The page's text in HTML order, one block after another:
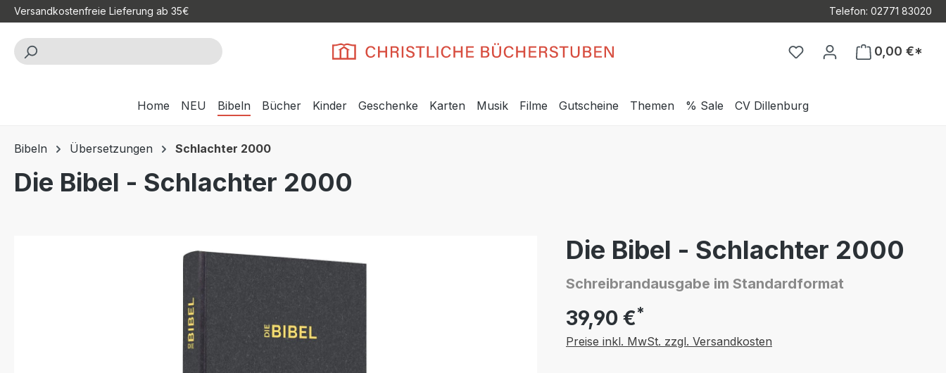
Hauptinhalt springen
Zur Suche springen
Zur Hauptnavigation springen
Versandkostenfreie Lieferung ab 35€ Telefon: 02771 83020
Du hast 0 Produkte auf
0,00 €*
Home NEU Bibeln Bücher Kinder Geschenke Karten Musik Filme Gutscheine Themen % Sale CV Dillenburg
Bibeln Übersetzungen Schlachter 2000
Die Bibel - Schlachter 2000
Die Bibel - Schlachter 2000
Schreibrandausgabe im Standardformat
39,90 €*
Preise inkl. MwSt. zzgl. Versandkosten